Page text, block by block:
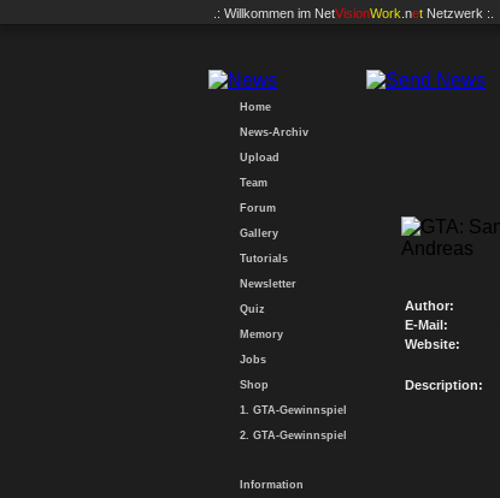
.: Willkommen im NetVisionWork .net Netzwerk :.
Home
News-Archiv
Upload
Team
Forum
Gallery
Tutorials
Newsletter
Quiz
Memory
Jobs
Shop
1. GTA-Gewinnspiel
2. GTA-Gewinnspiel
Information
Author:
E-Mail:
Website:
Description: